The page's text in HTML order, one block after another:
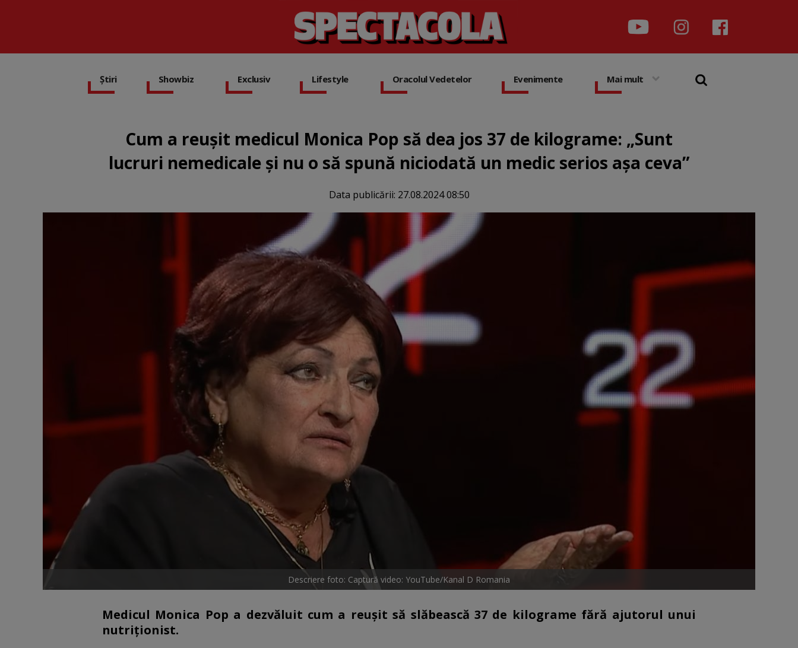
Știri Showbiz Exclusiv Lifestyle Oracolul Vedetelor Evenimente Mai mult
Cum a reușit medicul Monica Pop să dea jos 37 de kilograme: „Sunt
lucruri nemedicale și nu o să spună niciodată un medic serios așa ceva”
Data publicării: 27.08.2024 08:50
Descriere foto: Captură video: YouTube/Kanal D Romania
Medicul Monica Pop a dezvăluit cum a reușit să slăbească 37 de kilograme fără ajutorul unui
nutriționist.